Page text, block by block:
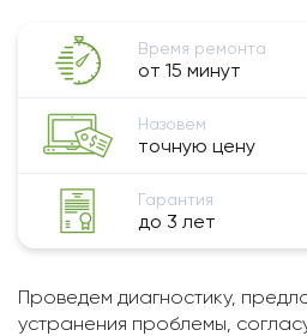
Время ремонта
от 15 минут
Назовем
точную цену
Гарантия
до 3 лет
Проведем диагностику,
устранения проблемы,